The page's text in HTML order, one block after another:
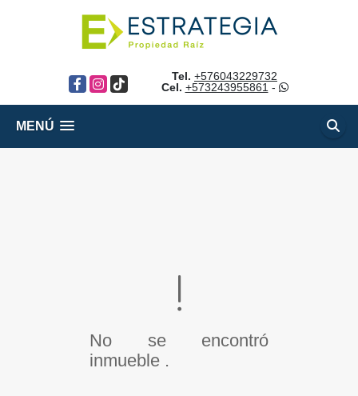
Facebook
Instagram
TikTok
Tel. +576043229732
Cel. +573243955861 -
MENÚ
No se encontró
inmueble .